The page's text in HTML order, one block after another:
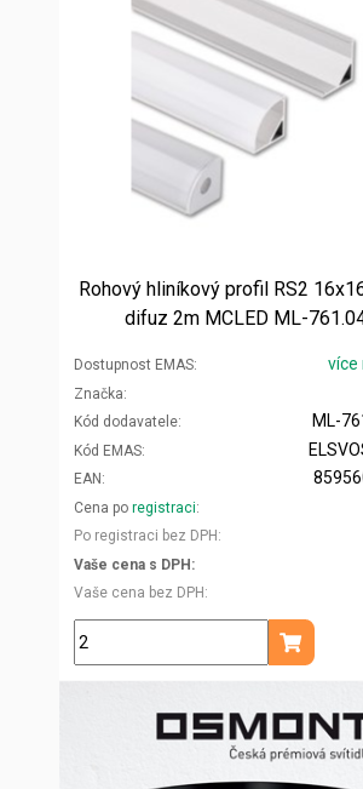
Rohový hliníkový profil RS2
difuz 2m MCLED ML-
Dostupnost EMAS více
Značka
Kód dodavatele
ML-
Kód EMAS
EAN
Cena po registraci
Po registraci bez DPH
Vaše cena s DPH
Vaše cena bez DPH
m
Přidat do